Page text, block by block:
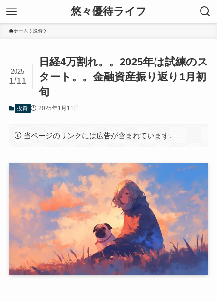
悠々優待ライフ
ホーム 投資
日経4万割れ。。2025年は試練のス
タート。。金融資産振り返り1月初
旬
2025
1/11
投資 2025年1月11日
当ページのリンクには広告が含まれています。